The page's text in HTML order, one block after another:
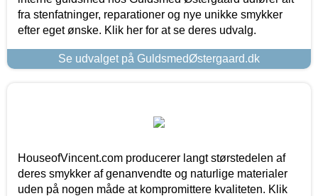
fra stenfatninger, reparationer og nye unikke smykker
efter eget ønske. Klik her for at se deres udvalg.
Se udvalget på GuldsmedØstergaard.dk
HouseofVincent.com producerer langt størstedelen af
deres smykker af genanvendte og naturlige materialer
uden på nogen måde at kompromittere kvaliteten. Klik